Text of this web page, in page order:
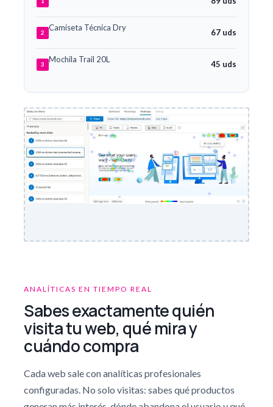
2 Camiseta Técnica Dry 67 uds
3 Mochila Trail 20L 45 uds
ANALÍTICAS EN TIEMPO REAL
Sabes exactamente quién
visita tu web, qué mira y
cuándo compra
Cada web sale con analíticas profesionales
configuradas. No solo visitas: sabes qué productos